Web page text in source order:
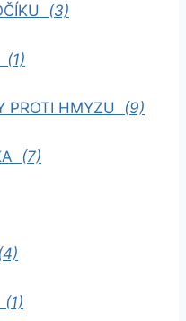
(3)
(1)
PROTI HMYZU (9)
(7)
(1)